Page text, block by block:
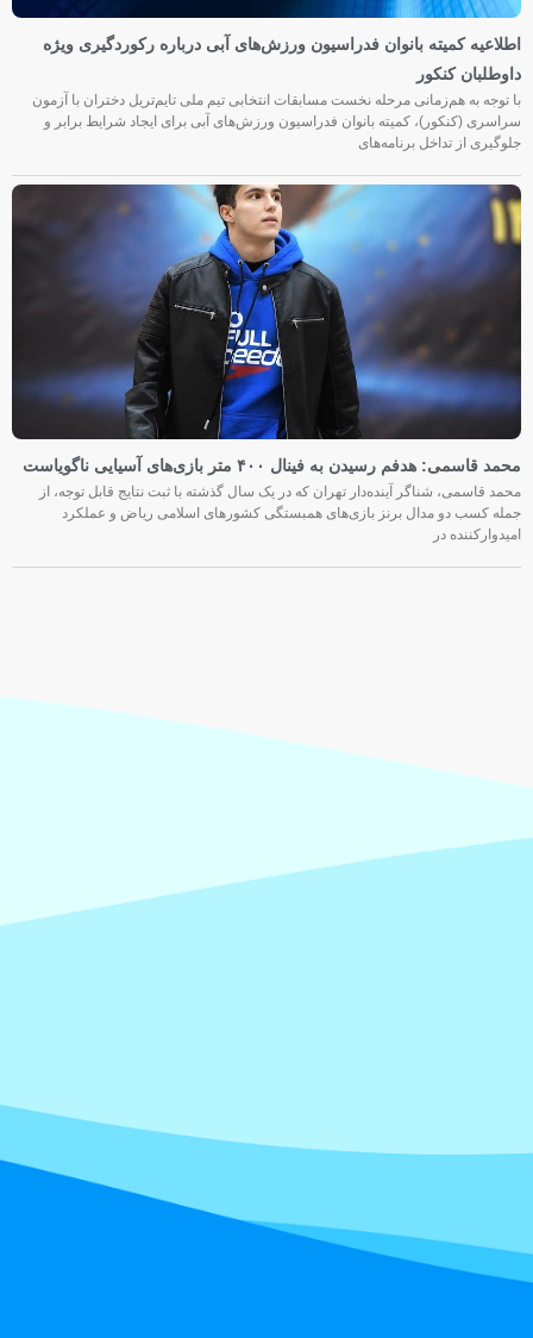
اطلاعیه کمیته بانوان فدراسیون ورزش‌های آبی درباره رکوردگیری ویژه
داوطلبان کنکور
با توجه به هم‌زمانی مرحله نخست مسابقات انتخابی تیم ملی تایم‌تریل دختران با آزمون
سراسری (کنکور)، کمیته بانوان فدراسیون ورزش‌های آبی برای ایجاد شرایط برابر و
جلوگیری از تداخل برنامه‌های
محمد قاسمی: هدفم رسیدن به فینال ۴۰۰ متر بازی‌های آسیایی ناگویاست
محمد قاسمی، شناگر آینده‌دار تهران که در یک سال گذشته با ثبت نتایج قابل توجه، از
جمله کسب دو مدال برنز بازی‌های همبستگی کشورهای اسلامی ریاض و عملکرد
امیدوارکننده در